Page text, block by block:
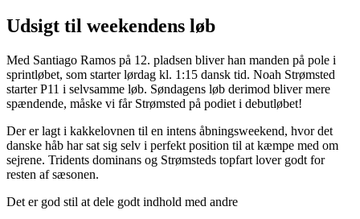
Udsigt til weekendens løb
Med Santiago Ramos på 12. pladsen bliver han manden på pole i
sprintløbet, som starter lørdag kl. 1:15 dansk tid. Noah Strømsted
starter P11 i selvsamme løb. Søndagens løb derimod bliver mere
spændende, måske vi får Strømsted på podiet i debutløbet!
Der er lagt i kakkelovnen til en intens åbningsweekend, hvor det
danske håb har sat sig selv i perfekt position til at kæmpe med om
sejrene. Tridents dominans og Strømsteds topfart lover godt for
resten af sæsonen.
Det er god stil at dele godt indhold med andre